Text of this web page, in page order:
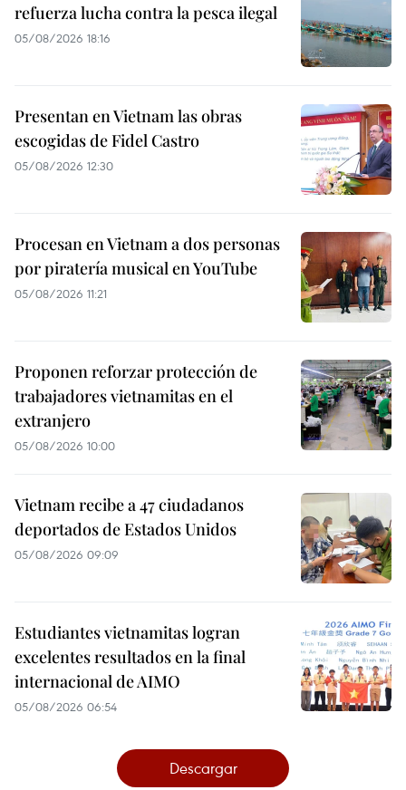
refuerza lucha contra la pesca ilegal
05/08/2026 18:16
Presentan en Vietnam las obras
escogidas de Fidel Castro
05/08/2026 12:30
Procesan en Vietnam a dos personas
por piratería musical en YouTube
05/08/2026 11:21
Proponen reforzar protección de
trabajadores vietnamitas en el
extranjero
05/08/2026 10:00
Vietnam recibe a 47 ciudadanos
deportados de Estados Unidos
05/08/2026 09:09
Estudiantes vietnamitas logran
excelentes resultados en la final
internacional de AIMO
05/08/2026 06:54
Descargar